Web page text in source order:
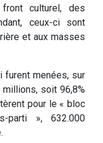
culturel, des
ceux-ci sont
et aux masses
furent menées, sur
soit 96,8%
pour le « bloc
parti », 632.000